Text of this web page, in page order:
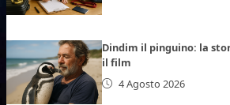
Dindim il pinguino: la
il film
4 Agosto 2026